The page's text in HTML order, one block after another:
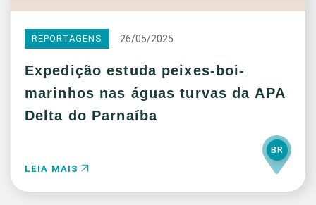
REPORTAGENS 26/05/2025
Expedição estuda peixes-boi-
marinhos nas águas turvas da APA
Delta do Parnaíba
LEIA MAIS
BR